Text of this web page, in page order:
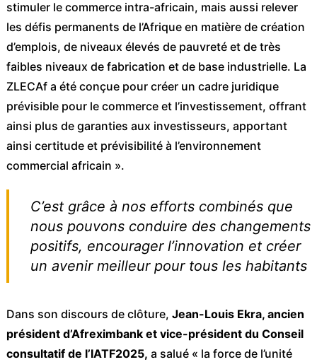
stimuler le commerce intra-africain, mais aussi relever
les défis permanents de l’Afrique en matière de création
d’emplois, de niveaux élevés de pauvreté et de très
faibles niveaux de fabrication et de base industrielle. La
ZLECAf a été conçue pour créer un cadre juridique
prévisible pour le commerce et l’investissement, offrant
ainsi plus de garanties aux investisseurs, apportant
ainsi certitude et prévisibilité à l’environnement
commercial africain ».
C’est grâce à nos efforts combinés que
nous pouvons conduire des changements
positifs, encourager l’innovation et créer
un avenir meilleur pour tous les habitants
Dans son discours de clôture, Jean-Louis Ekra, ancien
président d’Afreximbank et vice-président du Conseil
consultatif de l’IATF2025, a salué « la force de l’unité